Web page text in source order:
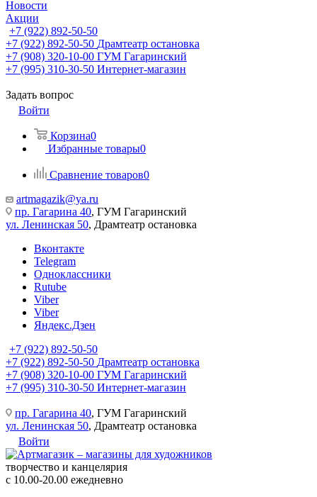
Новости
Акции
+7 (922) 892-50-50
+7 (922) 892-50-50 Драмтеатр остановка
+7 (908) 320-10-00 ГУМ Гагаринский
+7 (995) 310-30-50 Интернет-магазин
Задать вопрос
Войти
Корзина0
Избранные товары0
Сравнение товаров0
artmagazik@ya.ru
пр. Гагарина 40, ГУМ Гагаринский
ул. Ленинская 50, Драмтеатр остановка
Вконтакте
Telegram
Одноклассники
Rutube
Viber
Viber
Яндекс.Дзен
+7 (922) 892-50-50
+7 (922) 892-50-50 Драмтеатр остановка
+7 (908) 320-10-00 ГУМ Гагаринский
+7 (995) 310-30-50 Интернет-магазин
пр. Гагарина 40, ГУМ Гагаринский
ул. Ленинская 50, Драмтеатр остановка
Войти
творчество и канцелярия
с 10.00-20.00 ежедневно